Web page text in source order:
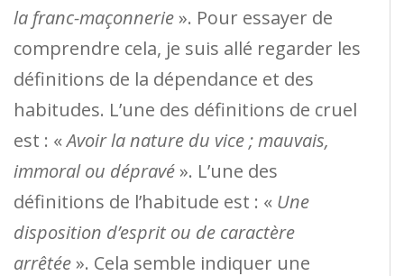
la franc-maçonnerie». Pour essayer de
comprendre cela, je suis allé regarder les
définitions de la dépendance et des
habitudes. L’une des définitions de cruel
est : «Avoir la nature du vice ; mauvais,
immoral ou dépravé». L’une des
définitions de l’habitude est : « Une
disposition d’esprit ou de caractère
arrêtée». Cela semble indiquer une